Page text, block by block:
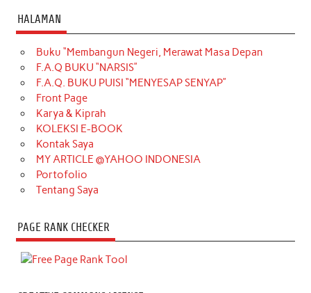
HALAMAN
Buku “Membangun Negeri, Merawat Masa Depan
F.A.Q BUKU “NARSIS”
F.A.Q. BUKU PUISI “MENYESAP SENYAP”
Front Page
Karya & Kiprah
KOLEKSI E-BOOK
Kontak Saya
MY ARTICLE @YAHOO INDONESIA
Portofolio
Tentang Saya
PAGE RANK CHECKER